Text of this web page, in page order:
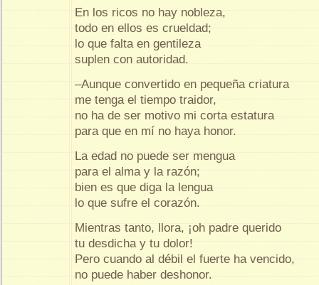
En los ricos no hay nobleza,
todo en ellos es crueldad;
lo que falta en gentileza
suplen con autoridad.
–Aunque convertido en pequeña criatura
me tenga el tiempo traidor,
no ha de ser motivo mi corta estatura
para que en mí no haya honor.
La edad no puede ser mengua
para el alma y la razón;
bien es que diga la lengua
lo que sufre el corazón.
Mientras tanto, llora, ¡oh padre querido
tu desdicha y tu dolor!
Pero cuando al débil el fuerte ha vencido,
no puede haber deshonor.